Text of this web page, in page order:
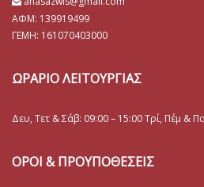
ΑΦΜ: 139919499
ΓΕΜΗ: 161070403000
ΩΡΑΡΙΟ ΛΕΙΤΟΥΡΓΙΑΣ
Δευ, Τετ & Σάβ: 09:00 – 15:00 Τρί, Πέμ &
ΟΡΟΙ & ΠΡΟΥΠΟΘΕΣΕΙΣ